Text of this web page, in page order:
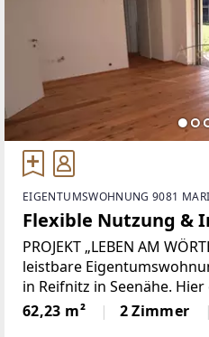
EIGENTUMSWOHNUNG 9081
Flexible Nutzung &
PROJEKT „LEBEN AM
leistbare
in Reifnitz in Seenähe.
Verbindung zweier Häuser
mit verschiedenen
62,23 m² 2 Zimmer